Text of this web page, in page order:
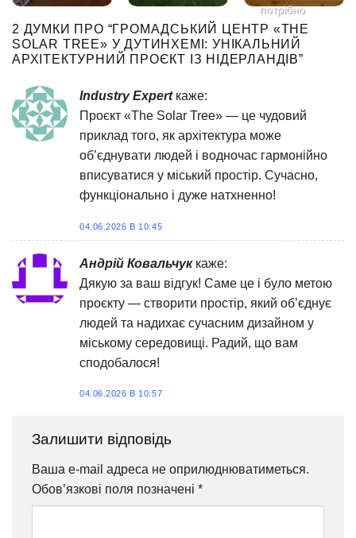
потрібно
було[...]
2 ДУМКИ ПРО “ГРОМАДСЬКИЙ ЦЕНТР «THE
SOLAR TREE» У ДУТИНХЕМІ: УНІКАЛЬНИЙ
АРХІТЕКТУРНИЙ ПРОЄКТ ІЗ НІДЕРЛАНДІВ”
Industry Expert каже:
Проєкт «The Solar Tree» — це чудовий
приклад того, як архітектура може
об’єднувати людей і водночас гармонійно
вписуватися у міський простір. Сучасно,
функціонально і дуже натхненно!
04.06.2026 В 10:45
Андрій Ковальчук каже:
Дякую за ваш відгук! Саме це і було метою
проєкту — створити простір, який об’єднує
людей та надихає сучасним дизайном у
міському середовищі. Радий, що вам
сподобалося!
04.06.2026 В 10:57
Залишити відповідь
Ваша e-mail адреса не оприлюднюватиметься.
Обов’язкові поля позначені *